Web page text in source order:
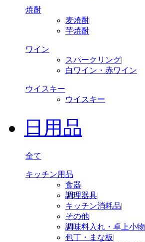
焼酎
麦焼酎|
芋焼酎
ワイン
スパークリング|
白ワイン・赤ワイン
ウイスキー
ウイスキー
日用品
全て
キッチン用品
食器|
調理器具|
キッチン消耗品|
その他|
調味料入れ・卓上小物
包丁・まな板|